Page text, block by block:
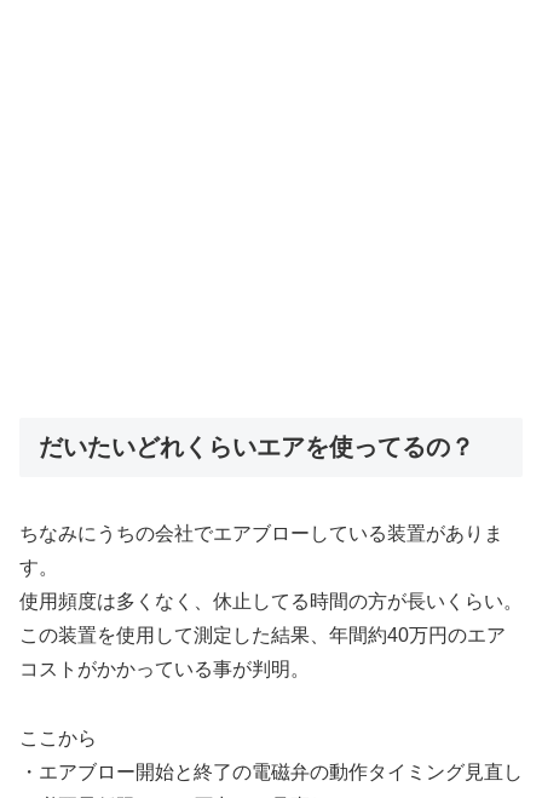
だいたいどれくらいエアを使ってるの？
ちなみにうちの会社でエアブローしている装置がありま
す。
使用頻度は多くなく、休止してる時間の方が長いくらい。
この装置を使用して測定した結果、年間約40万円のエア
コストがかかっている事が判明。
ここから
・エアブロー開始と終了の電磁弁の動作タイミング見直し